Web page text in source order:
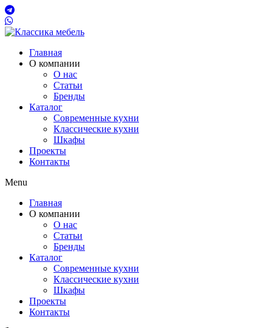
Главная
О компании
О нас
Статьи
Бренды
Каталог
Современные кухни
Классические кухни
Шкафы
Проекты
Контакты
Menu
Главная
О компании
О нас
Статьи
Бренды
Каталог
Современные кухни
Классические кухни
Шкафы
Проекты
Контакты